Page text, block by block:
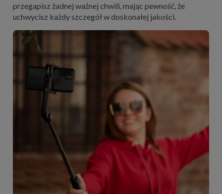
przegapisz żadnej ważnej chwili, mając pewność, że
uchwycisz każdy szczegół w doskonałej jakości.